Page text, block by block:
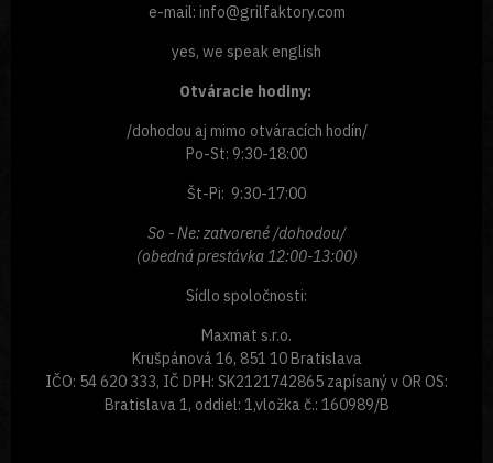
e-mail: info@grilfaktory.com
yes, we speak english
Otváracie hodiny:
/dohodou aj mimo otváracích hodín/
Po-St: 9:30-18:00
Št-Pi: 9:30-17:00
So - Ne: zatvorené /dohodou/
(obedná prestávka 12:00-13:00)
Sídlo spoločnosti:
Maxmat s.r.o.
Krušpánová 16, 851 10 Bratislava
IČO: 54 620 333, IČ DPH: SK2121742865 zapísaný v OR OS:
Bratislava 1, oddiel: 1,vložka č.: 160989/B